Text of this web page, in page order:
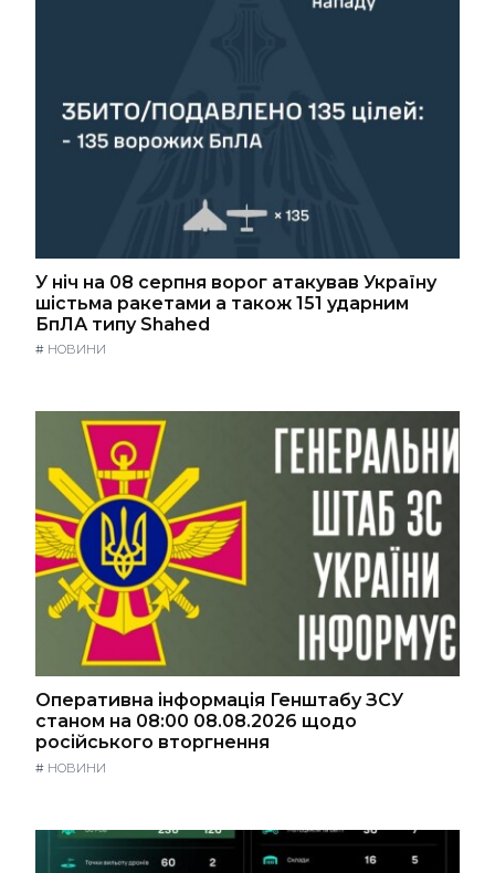
У ніч на 08 серпня ворог атакував Україну
шістьма ракетами а також 151 ударним
БпЛА типу Shahed
# НОВИНИ
Оперативна інформація Генштабу ЗСУ
станом на 08:00 08.08.2026 щодо
російського вторгнення
# НОВИНИ